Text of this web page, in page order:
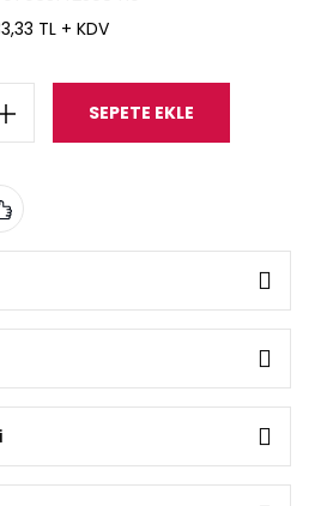
TL + KDV
SEPETE EKLE